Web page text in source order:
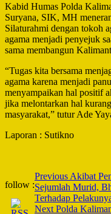
Kabid Humas Polda
Suryana, SIK, MH
Silaturahmi dengan tokoh
agama menjadi penyejuk
sama membangun
“Tugas kita bersama
agama karena menjadi
menyampaikan hal positif
jika melontarkan hal
masyarakat,” tutur Ade
Laporan : Sutikno
follow :
Post
Navigation
Previous Akibat
Sejumlah Murid,
Terhadap
Next Polda